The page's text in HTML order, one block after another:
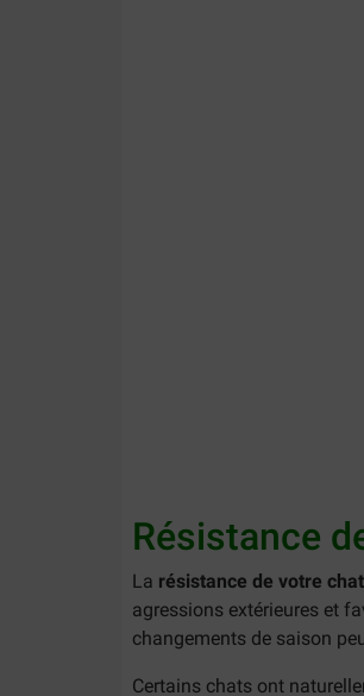
Résistance
La résistance de votre chat
agressions extérieures et
changements de saison
Certains chats ont